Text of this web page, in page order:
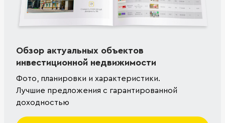
Обзор актуальных объектов
инвестиционной недвижимости
Фото, планировки и характеристики.
Лучшие предложения с гарантированной
доходностью